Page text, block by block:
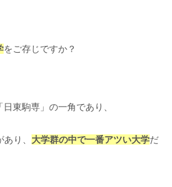
をご存じですか？
東駒専」の一角であり、
り、 大学群の中で一番アツい大学だ